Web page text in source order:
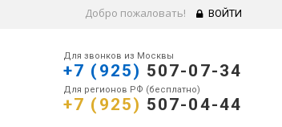
Добро пожаловать! ВОЙТИ
Для звонков из Москвы
+7 (925) 507-07-34
Для регионов РФ (бесплатно)
+7 (925) 507-04-44